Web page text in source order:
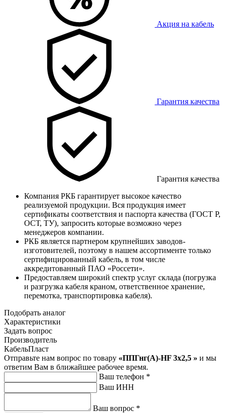
Акция на кабель
Гарантия качества
Гарантия качества
Компания РКБ гарантирует высокое качество
реализуемой продукции. Вся продукция имеет
сертификаты соответствия и паспорта качества (ГОСТ Р,
ОСТ, ТУ), запросить которые возможно через
менеджеров компании.
РКБ является партнером крупнейших заводов-
изготовителей, поэтому в нашем ассортименте только
сертифицированный кабель, в том числе
аккредитованный ПАО «Россети».
Предоставляем широкий спектр услуг склада (погрузка
и разгрузка кабеля краном, ответственное хранение,
перемотка, транспортировка кабеля).
Подобрать аналог
Характеристики
Задать вопрос
Производитель
КабельПласт
Отправьте нам вопрос по товару «ППГнг(А)-HF 3х2,5 » и мы
ответим Вам в ближайшее рабочее время.
Ваш телефон *
Ваш ИНН
Ваш вопрос *